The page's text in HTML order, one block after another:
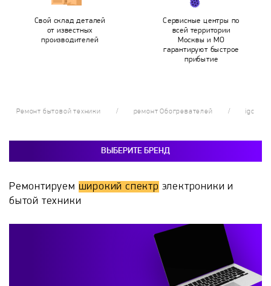
Свой склад деталей
от известных
производителей
Сервисные центры по
всей территории
Москвы и МО
гарантируют быстрое
прибытие
Ремонт бытовой техники ремонт Обогревателей igc
ВЫБЕРИТЕ БРЕНД
Ремонтируем широкий спектр электроники и
бытой техники